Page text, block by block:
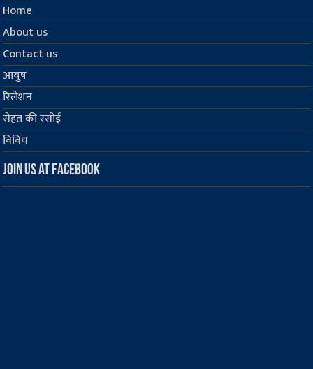
Home
About us
Contact us
आयुष
रिलेशन
सेहत की रसोई
विविध
Join us at Facebook